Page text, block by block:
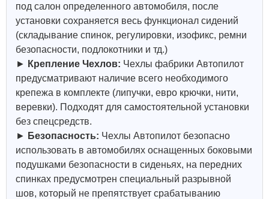
под салон определенного автомобиля, после
установки сохраняется весь функционал сидений
(складывание спинок, регулировки, изофикс, ремни
безопасности, подлокотники и тд.)
► Крепление Чехлов: Чехлы фабрики Автопилот
предусматривают наличие всего необходимого
крепежа в комплекте (липучки, евро крючки, нити,
веревки). Подходят для самостоятельной установки
без спецсредств.
► Безопасность: Чехлы Автопилот безопасно
использовать в автомобилях оснащенных боковыми
подушками безопасности в сиденьях, на передних
спинках предусмотрен специальный разрывной
шов, который не препятствует срабатыванию